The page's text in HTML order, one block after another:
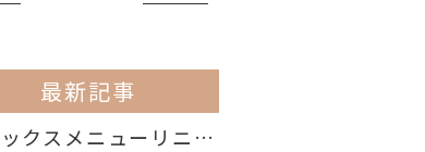
最新記事
ボトックスメニューリニューアルのお知らせ